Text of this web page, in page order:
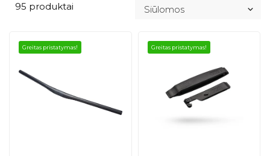
95 produktai
Greitas pristatymas! Greitas pristatymas!